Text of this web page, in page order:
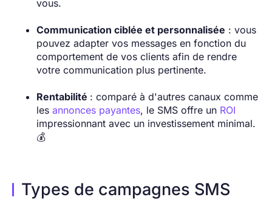
vous.
Communication ciblée et personnalisée : vous
pouvez adapter vos messages en fonction du
comportement de vos clients afin de rendre
votre communication plus pertinente.
Rentabilité : comparé à d'autres canaux comme
les annonces payantes, le SMS offre un ROI
impressionnant avec un investissement minimal.
💰
Types de campagnes SMS